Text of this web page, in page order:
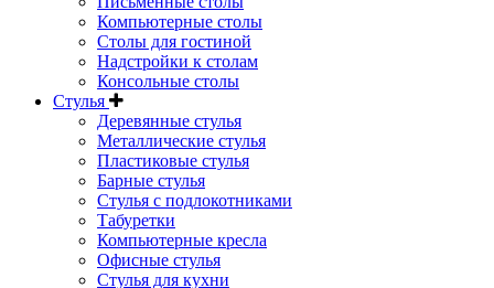
Компьютерные столы
Столы для гостиной
Надстройки к столам
Консольные столы
Стулья
Деревянные стулья
Металлические стулья
Пластиковые стулья
Барные стулья
Стулья с подлокотниками
Табуретки
Компьютерные кресла
Офисные стулья
Стулья для кухни